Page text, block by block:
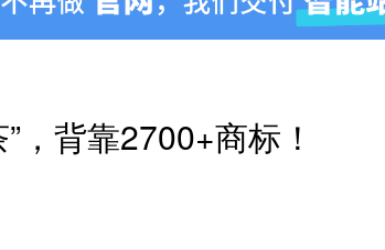
，背靠2700+商标！